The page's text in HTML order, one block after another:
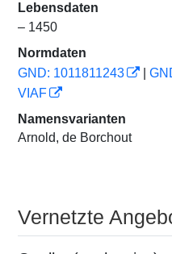
Lebensdaten
– 1450
Normdaten
GND: 1011811243
VIAF
Namensvarianten
Arnold, de Borchout
Vernetzte